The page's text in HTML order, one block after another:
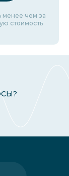
менее чем за
стоимость